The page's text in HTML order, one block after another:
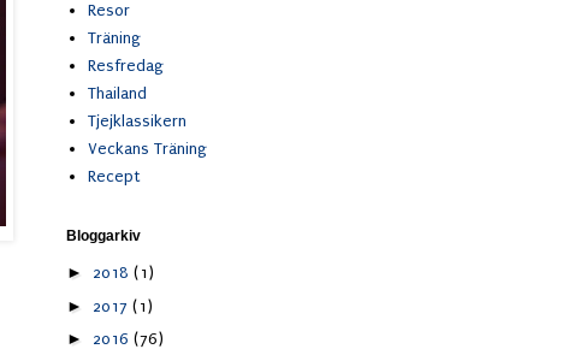
Resor
Träning
Resfredag
Thailand
Tjejklassikern
Veckans Träning
Recept
Bloggarkiv
► 2018 (1)
► 2017 (1)
► 2016 (76)